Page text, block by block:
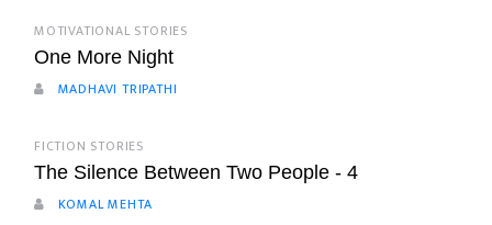
MOTIVATIONAL STORIES
One More Night
MADHAVI TRIPATHI
FICTION STORIES
The Silence Between Two People - 4
KOMAL MEHTA